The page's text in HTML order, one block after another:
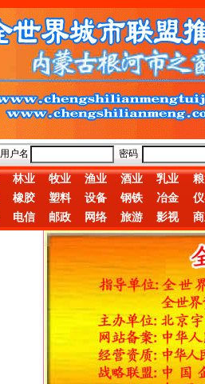
用户名 密码
林业 牧业 渔业 酒业 乳业
橡胶 塑料 设备 钢铁 冶金
电信 邮政 网络 旅游 影视